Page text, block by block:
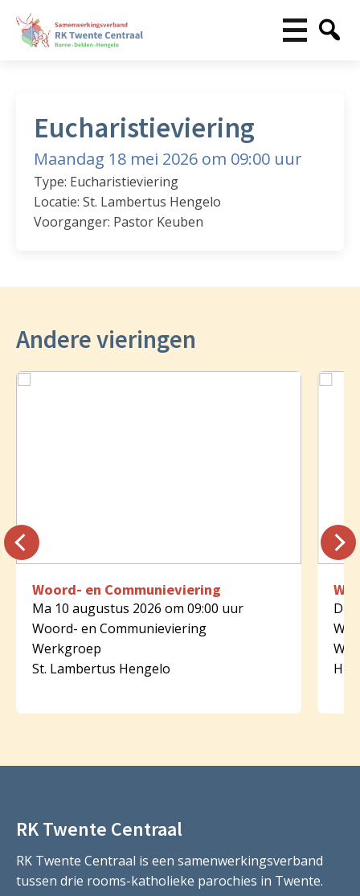
Eucharistieviering
Maandag 18 mei 2026 om 09:00 uur
Type: Eucharistieviering
Locatie: St. Lambertus Hengelo
Voorganger: Pastor Keuben
Andere vieringen
Woord- en Communieviering
Ma 10 augustus 2026 om 09:00 uur
Woord- en Communieviering
Werkgroep
St. Lambertus Hengelo
Di
RK Twente Centraal
RK Twente Centraal is een samenwerkingsverband
tussen drie rooms-katholieke parochies in Twente.